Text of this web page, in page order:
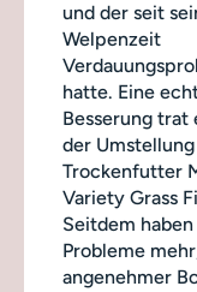
und der seit
Welpenzeit
hatte. Eine
Besserung trat
der
Trockenfutter
Variety Grass
Seitdem
Probleme
angenehmer